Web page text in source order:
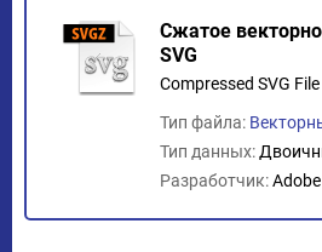
Сжатое
SVG
Compressed SVG File
Тип файла:
Тип данных:
Разработчик: